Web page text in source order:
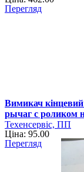
Перегляд
Вимикач
рычаг с роликом
Техенсервіс, ПП
Ціна: 95.00
Перегляд